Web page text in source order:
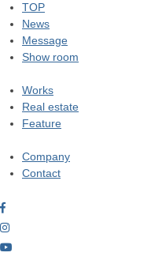
TOP
News
Message
Show room
Works
Real estate
Feature
Company
Contact